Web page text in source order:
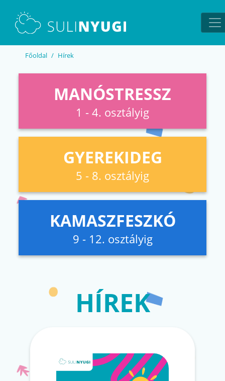
Főoldal Hírek
MANÓSTRESSZ
1 - 4. osztályig
GYEREKIDEG
5 - 8. osztályig
KAMASZFESZKÓ
9 - 12. osztályig
HÍREK